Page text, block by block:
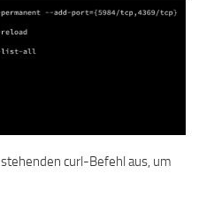
curl-Befehl aus, um